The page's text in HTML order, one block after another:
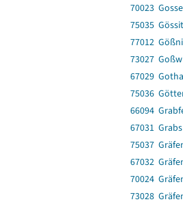
70023
75035
77012
73027
67029
75036
66094
67031
75037
67032
70024
73028